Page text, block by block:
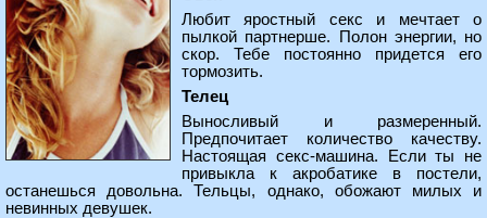
Любит яростный секс и мечтает о
пылкой партнерше. Полон энергии, но
скор. Тебе постоянно придется его
тормозить.
Телец
Выносливый и размеренный.
Предпочитает количество качеству.
Настоящая секс-машина. Если ты не
привыкла к акробатике в постели,
останешься довольна. Тельцы, однако, обожают милых и
невинных девушек.